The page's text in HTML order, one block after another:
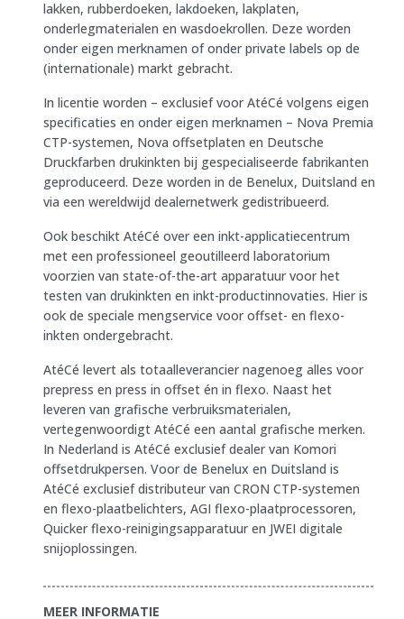
lakken, rubberdoeken, lakdoeken, lakplaten,
onderlegmaterialen en wasdoekrollen. Deze worden
onder eigen merknamen of onder private labels op de
(internationale) markt gebracht.
In licentie worden – exclusief voor AtéCé volgens eigen
specificaties en onder eigen merknamen – Nova Premia
CTP-systemen, Nova offsetplaten en Deutsche
Druckfarben drukinkten bij gespecialiseerde fabrikanten
geproduceerd. Deze worden in de Benelux, Duitsland en
via een wereldwijd dealernetwerk gedistribueerd.
Ook beschikt AtéCé over een inkt-applicatiecentrum
met een professioneel geoutilleerd laboratorium
voorzien van state-of-the-art apparatuur voor het
testen van drukinkten en inkt-productinnovaties. Hier is
ook de speciale mengservice voor offset- en flexo-
inkten ondergebracht.
AtéCé levert als totaalleverancier nagenoeg alles voor
prepress en press in offset én in flexo. Naast het
leveren van grafische verbruiksmaterialen,
vertegenwoordigt AtéCé een aantal grafische merken.
In Nederland is AtéCé exclusief dealer van Komori
offsetdrukpersen. Voor de Benelux en Duitsland is
AtéCé exclusief distributeur van CRON CTP-systemen
en flexo-plaatbelichters, AGI flexo-plaatprocessoren,
Quicker flexo-reinigingsapparatuur en JWEI digitale
snijoplossingen.
MEER INFORMATIE